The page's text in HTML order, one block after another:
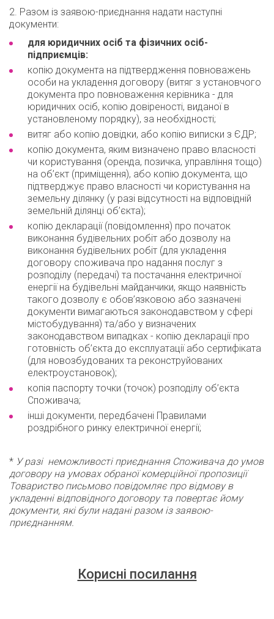
2. Разом із заявою-приєднання надати наступні
документи:
для юридичних осіб та фізичних осіб-
підприємців:
копію документа на підтвердження повноважень
особи на укладення договору (витяг з установчого
документа про повноваження керівника - для
юридичних осіб, копію довіреності, виданої в
установленому порядку), за необхідності;
витяг або копію довідки, або копію виписки з ЄДР;
копію документа, яким визначено право власності
чи користування (оренда, позичка, управління тощо)
на об’єкт (приміщення), або копію документа, що
підтверджує право власності чи користування на
земельну ділянку (у разі відсутності на відповідній
земельній ділянці об’єкта);
копію декларації (повідомлення) про початок
виконання будівельних робіт або дозволу на
виконання будівельних робіт (для укладення
договору споживача про надання послуг з
розподілу (передачі) та постачання електричної
енергії на будівельні майданчики, якщо наявність
такого дозволу є обов’язковою або зазначені
документи вимагаються законодавством у сфері
містобудування) та/або у визначених
законодавством випадках - копію декларації про
готовність об’єкта до експлуатації або сертифіката
(для новозбудованих та реконструйованих
електроустановок);
копія паспорту точки (точок) розподілу об’єкта
Споживача;
інші документи, передбачені Правилами
роздрібного ринку електричної енергії;
* У разі неможливості приєднання Споживача до умов
договору на умовах обраної комерційної пропозиції
Товариство письмово повідомляє про відмову в
укладенні відповідного договору та повертає йому
документи, які були надані разом із заявою-
приєднанням.
Корисні посилання